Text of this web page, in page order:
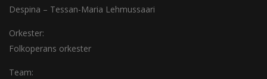
Despina – Tessan-Maria Lehmussaari
Orkester:
Folkoperans orkester
Team: